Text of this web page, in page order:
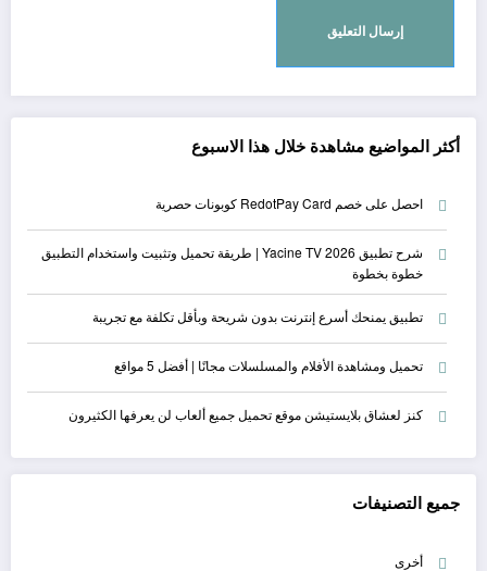
أكثر المواضيع مشاهدة خلال هذا الاسبوع
احصل على خصم RedotPay Card كوبونات حصرية
شرح تطبيق Yacine TV 2026 | طريقة تحميل وتثبيت واستخدام التطبيق
خطوة بخطوة
تطبيق يمنحك أسرع إنترنت بدون شريحة وبأقل تكلفة مع تجريبة
تحميل ومشاهدة الأفلام والمسلسلات مجانًا | أفضل 5 مواقع
كنز لعشاق بلايستيشن موقع تحميل جميع ألعاب لن يعرفها الكثيرون
جميع التصنيفات
أخرى